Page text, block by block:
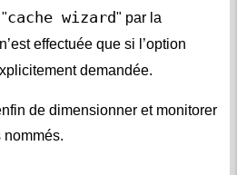
cache wizard" par la
n’est effectuée que si l’option
demandée.
de dimensionner et monitorer
nommés.